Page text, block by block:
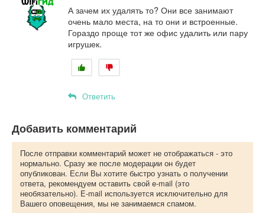
А зачем их удалять то? Они все занимают
очень мало места, на то они и встроенные.
Гораздо проще тот же офис удалить или пару
игрушек.
Ответить
Добавить комментарий
После отправки комментарий может не отображаться - это
нормально. Сразу же после модерации он будет
опубликован. Если Вы хотите быстро узнать о получении
ответа, рекомендуем оставить свой e-mail (это
необязательно). E-mail используется исключительно для
Вашего оповещения, мы не занимаемся спамом.